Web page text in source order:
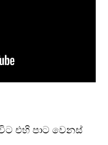
එහි පාට වෙනස්